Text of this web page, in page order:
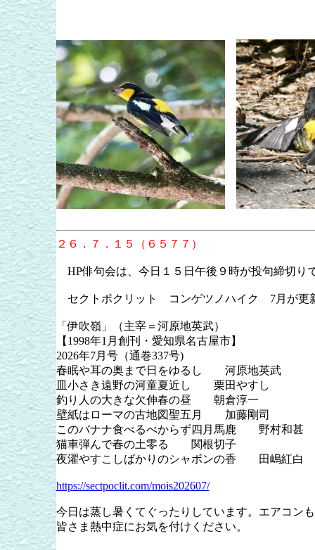
２６．７．１５（６５７７）
HP俳句会は、今日１５日午後９時が投句締切り
セクトポクリット コンゲツノハイク 7月が更
「伊吹嶺」（主宰＝河原地英武）
【1998年1月創刊・愛知県名古屋市】
2026年7月号（通巻337号)
春眠や耳の奥まで日をゆるし 河原地英武
皿小さき遠野の河童夏近し 栗田やすし
釣り人の大きな欠伸春の昼 朝倉淳一
壁紙はローマの古地図聖五月 加藤剛司
このバナナ食べるべからず四月馬鹿 野村和甚
猫車弾んで春の土零る 関根切子
夜濯やすこしばかりのシャボンの香 田嶋紅白
https://sectpoclit.com/mois202607/
今日は蒸し暑くてぐったりしています。エアコン
皆さま熱中症にお気を付けください。